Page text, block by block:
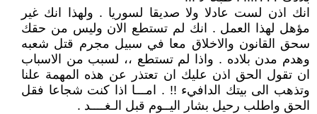
انك اذن لست عادلا ولا صديقا لسوريا . ولهذا انك غير
مؤهل لهذا العمل . انك لم تستطع الان وليس من حقك
سحق القانون والاخلاق معا في سبيل مجرم قتل شعبه
وهدم مدن بلاده . واذا لم تستطع ،، لسبب من الاسباب
ان تقول الحق اذن عليك ان تعتذر عن هذه المهمة علنا
وتذهب الى بيتك الدافيء !! . امـــا اذا كنت شجاعا فقل
الحق واطلب رحيل بشار اليــوم قبل الـغــــد .